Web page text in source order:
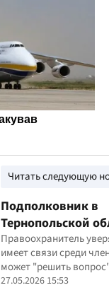
Читать следующую
Подполковник в
Тернопольской
"торговал" ВЛК:
тысяч обещал
военного в тыл
Правоохранитель
имеет связи среди
может "решить
военного
27.05.2026 15:53